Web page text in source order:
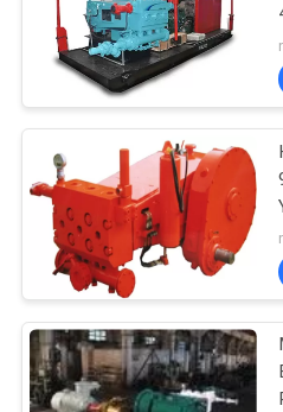
Harç
Kırık